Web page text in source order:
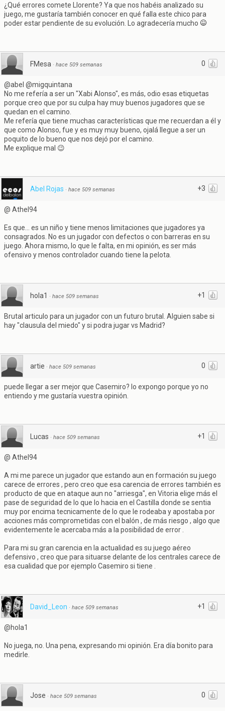
¿Qué errores comete Llorente? Ya que nos habéis analizado su
juego, me gustaría también conocer en qué falla este chico para
poder estar pendiente de su evolución. Lo agradecería mucho
0
FMesa · hace 509 semanas
@abel @migquintana
No me refería a ser un "Xabi Alonso", es más, odio esas etiquetas
porque creo que por su culpa hay muy buenos jugadores que se
quedan en el camino.
Me refería que tiene muchas características que me recuerdan a él y
que como Alonso, fue y es muy muy bueno, ojalá llegue a ser un
poquito de lo bueno que nos dejó por el camino.
Me explique mal 😉
+3
Abel Rojas · hace 509 semanas
@ Athel94
Es que... es un niño y tiene menos limitaciones que jugadores ya
consagrados. No es un jugador con defectos o con barreras en su
juego. Ahora mismo, lo que le falta, en mi opinión, es ser más
ofensivo y menos controlador cuando tiene la pelota.
+1
hola1 · hace 509 semanas
Brutal articulo para un jugador con un futuro brutal. Alguien sabe si
hay "clausula del miedo" y si podra jugar vs Madrid?
0
artie · hace 509 semanas
puede llegar a ser mejor que Casemiro? lo expongo porque yo no
entiendo y me gustaría vuestra opinión.
+1
Lucas · hace 509 semanas
@ Athel94
A mi me parece un jugador que estando aun en formación su juego
carece de errores , pero creo que esa carencia de errores también es
producto de que en ataque aun no "arriesga", en Vitoria elige más el
pase de seguridad de lo que lo hacia en el Castilla donde se sentia
muy por encima tecnicamente de lo que le rodeaba y apostaba por
acciones más comprometidas con el balón , de más riesgo , algo que
evidentemente le acercaba más a la posibilidad de error .
Para mi su gran carencia en la actualidad es su juego aéreo
defensivo , creo que para situarse delante de los centrales carece de
esa cualidad que por ejemplo Casemiro si tiene .
+1
David_Leon · hace 509 semanas
@hola1
No juega, no. Una pena, expresando mi opinión. Era día bonito para
medirle.
0
Jose · hace 509 semanas